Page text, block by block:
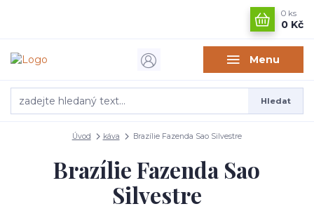
Menu
Hledat
0 ks
0 Kč
Úvod káva Brazílie Fazenda Sao Silvestre
Brazílie Fazenda Sao
Silvestre